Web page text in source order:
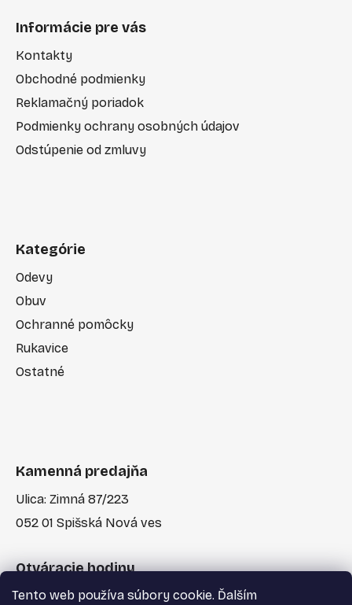
Tento web používa súbory cookie. Ďalším
Informácie pre vás
Kontakty
Obchodné podmienky
Reklamačný poriadok
Podmienky ochrany osobných údajov
Odstúpenie od zmluvy
Kategórie
Odevy
Obuv
Ochranné pomôcky
Rukavice
Ostatné
Kamenná predajňa
Ulica: Zimná 87/223
052 01 Spišská Nová ves
Otváracie hodiny
Po-Pia: 7:30 - 17:00